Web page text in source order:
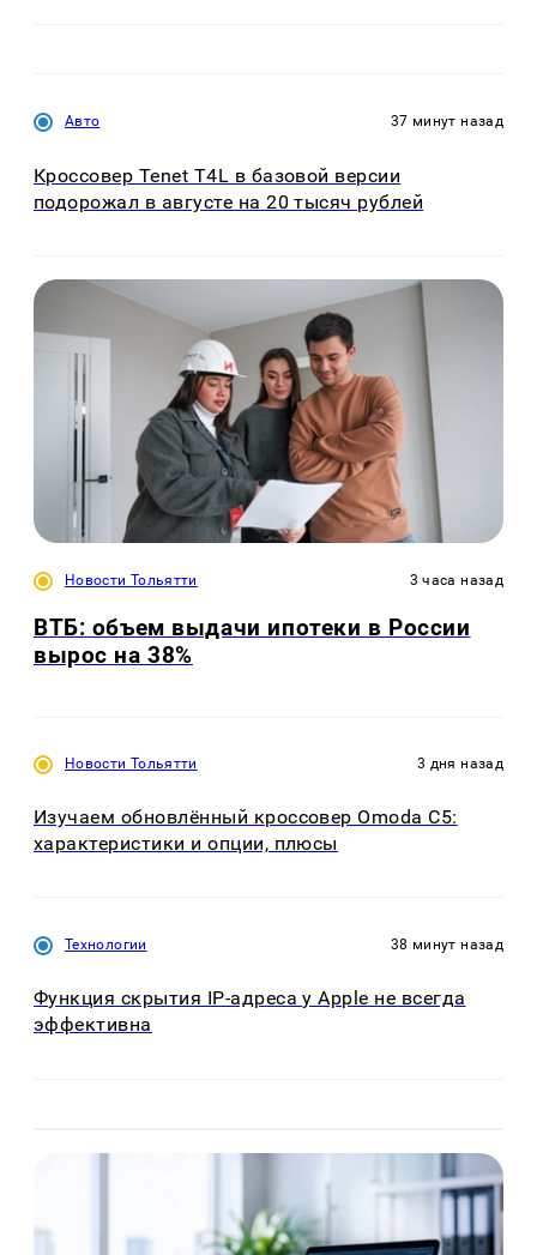
Авто 37 минут назад
Кроссовер Tenet T4L в базовой версии
подорожал в августе на 20 тысяч рублей
Новости Тольятти 3 часа назад
ВТБ: объем выдачи ипотеки в России
вырос на 38%
Новости Тольятти 3 дня назад
Изучаем обновлённый кроссовер Omoda C5:
характеристики и опции, плюсы
Технологии 38 минут назад
Функция скрытия IP-адреса у Apple не всегда
эффективна